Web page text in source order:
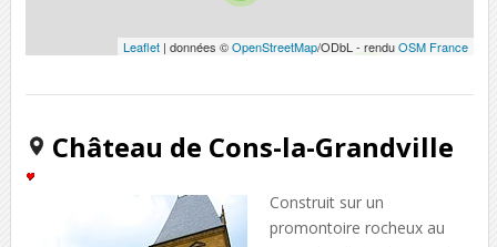
Leaflet | données ©OpenStreetMap/ODbL - renduOSM France
Château de Cons-la-Grandville
Construit sur un
promontoire rocheux au